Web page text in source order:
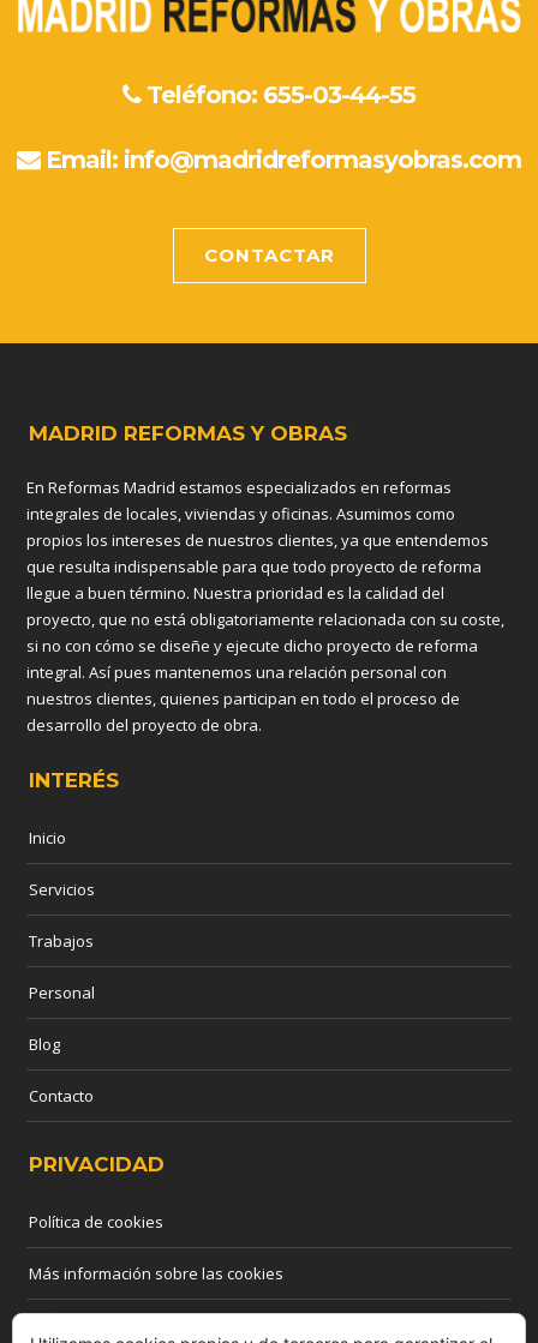
Teléfono: 655-03-44-55
Email: info@madridreformasyobras.com
CONTACTAR
MADRID REFORMAS Y OBRAS
En Reformas Madrid estamos especializados en reformas
integrales de locales, viviendas y oficinas. Asumimos como
propios los intereses de nuestros clientes, ya que entendemos
que resulta indispensable para que todo proyecto de reforma
llegue a buen término. Nuestra prioridad es la calidad del
proyecto, que no está obligatoriamente relacionada con su coste,
si no con cómo se diseñe y ejecute dicho proyecto de reforma
integral. Así pues mantenemos una relación personal con
nuestros clientes, quienes participan en todo el proceso de
desarrollo del proyecto de obra.
INTERÉS
Inicio
Servicios
Trabajos
Personal
Blog
Contacto
PRIVACIDAD
Política de cookies
Más información sobre las cookies